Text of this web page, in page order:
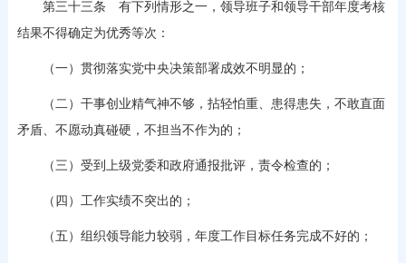
第三十三条 有下列情形之一，领导班子和领导干部年度考核
结果不得确定为优秀等次：
（一）贯彻落实党中央决策部署成效不明显的；
（二）干事创业精气神不够，拈轻怕重、患得患失，不敢直面
矛盾、不愿动真碰硬，不担当不作为的；
（三）受到上级党委和政府通报批评，责令检查的；
（四）工作实绩不突出的；
（五）组织领导能力较弱，年度工作目标任务完成不好的；